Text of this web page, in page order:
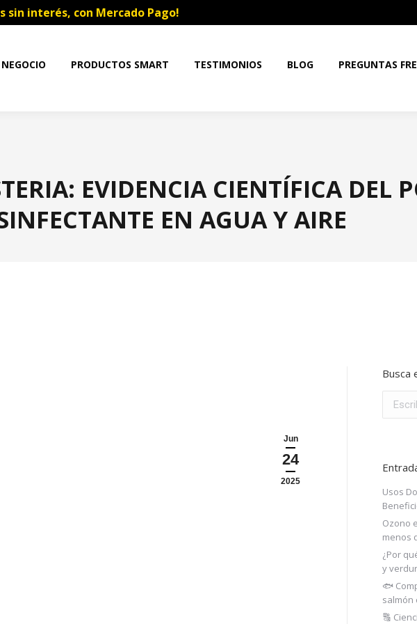
sin interés, con Mercado Pago!
PRODUCTOS SMART TESTIMONIOS BLOG PREGUNTAS
EVIDENCIA CIENTÍFICA DEL
EN AGUA Y AIRE
Jun
24
2025
Busca
Usos
Ozono
menos
¿Por
y
🐟
salmón
🔠